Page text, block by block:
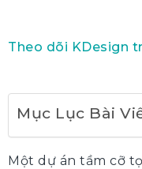
Theo dõi KDesign
Mục Lục Bài
Một dự án tầm cỡ